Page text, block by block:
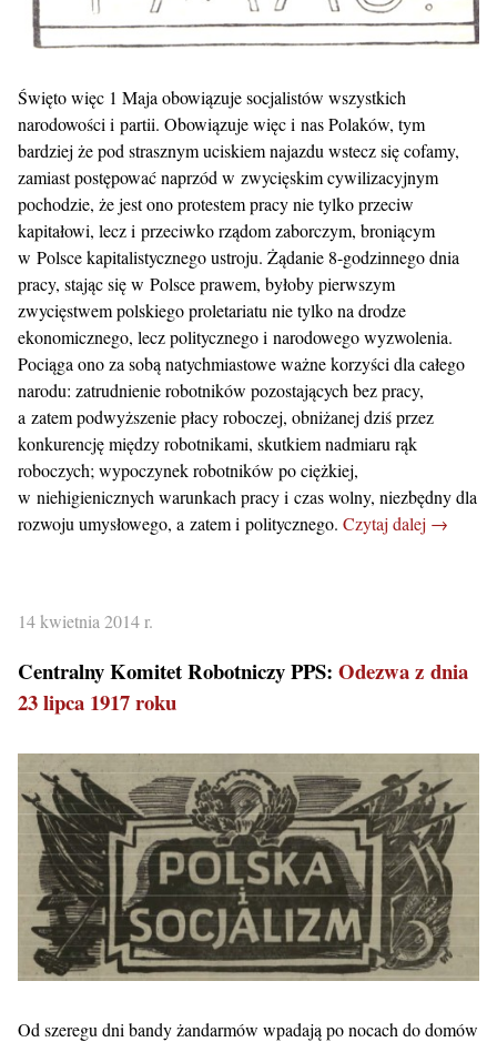
Święto więc 1 Maja obowiązuje socjalistów wszystkich
narodowości i partii. Obowiązuje więc i nas Polaków, tym
bardziej że pod strasznym uciskiem najazdu wstecz się cofamy,
zamiast postępować naprzód w zwycięskim cywilizacyjnym
pochodzie, że jest ono protestem pracy nie tylko przeciw
kapitałowi, lecz i przeciwko rządom zaborczym, broniącym
w Polsce kapitalistycznego ustroju. Żądanie 8-godzinnego dnia
pracy, stając się w Polsce prawem, byłoby pierwszym
zwycięstwem polskiego proletariatu nie tylko na drodze
ekonomicznego, lecz politycznego i narodowego wyzwolenia.
Pociąga ono za sobą natychmiastowe ważne korzyści dla całego
narodu: zatrudnienie robotników pozostających bez pracy,
a zatem podwyższenie płacy roboczej, obniżanej dziś przez
konkurencję między robotnikami, skutkiem nadmiaru rąk
roboczych; wypoczynek robotników po ciężkiej,
w niehigienicznych warunkach pracy i czas wolny, niezbędny dla
rozwoju umysłowego, a zatem i politycznego. Czytaj dalej →
14 kwietnia 2014 r.
Centralny Komitet Robotniczy PPS: Odezwa z dnia
23 lipca 1917 roku
Od szeregu dni bandy żandarmów wpadają po nocach do domów